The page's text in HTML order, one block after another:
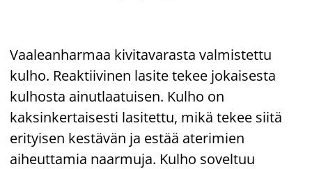
Vaaleanharmaa kivitavarasta valmistettu
kulho. Reaktiivinen lasite tekee jokaisesta
kulhosta ainutlaatuisen. Kulho on
kaksinkertaisesti lasitettu, mikä tekee siitä
erityisen kestävän ja estää aterimien
aiheuttamia naarmuja. Kulho soveltuu